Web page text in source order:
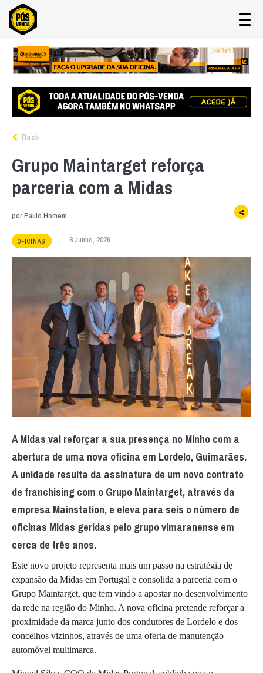
Back
Grupo Maintarget reforça
parceria com a Midas
porPaulo Homem
OFICINAS 8 Junho, 2026
A Midas vai reforçar a sua presença no Minho com a
abertura de uma nova oficina em Lordelo, Guimarães.
A unidade resulta da assinatura de um novo contrato
de franchising com o Grupo Maintarget, através da
empresa Mainstation, e eleva para seis o número de
oficinas Midas geridas pelo grupo vimaranense em
cerca de três anos.
Este novo projeto representa mais um passo na estratégia de
expansão da Midas em Portugal e consolida a parceria com o
Grupo Maintarget, que tem vindo a apostar no desenvolvimento
da rede na região do Minho. A nova oficina pretende reforçar a
proximidade da marca junto dos condutores de Lordelo e dos
concelhos vizinhos, através de uma oferta de manutenção
automóvel multimarca.